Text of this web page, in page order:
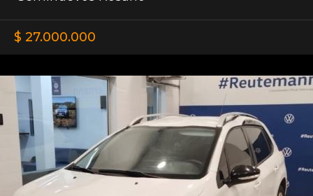
$ 27.000.000